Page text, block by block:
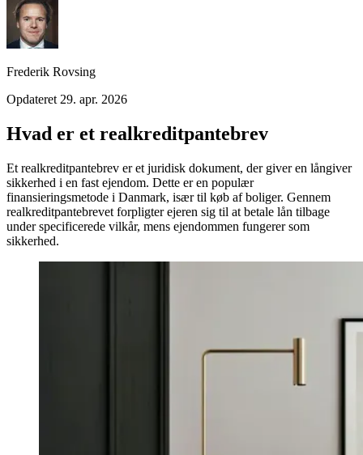
Frederik Rovsing
Opdateret 29. apr. 2026
Hvad er et realkreditpantebrev
Et realkreditpantebrev er et juridisk dokument, der giver en långiver
sikkerhed i en fast ejendom. Dette er en populær
finansieringsmetode i Danmark, især til køb af boliger. Gennem
realkreditpantebrevet forpligter ejeren sig til at betale lån tilbage
under specificerede vilkår, mens ejendommen fungerer som
sikkerhed.